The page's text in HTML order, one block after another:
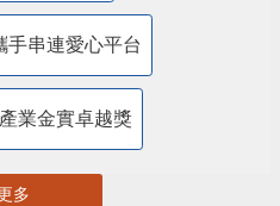
手串連愛心平台
業金實卓越獎
多